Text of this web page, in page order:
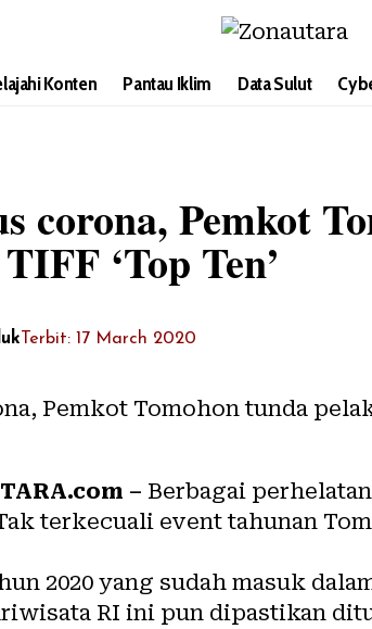
Konten Pantau Iklim Data Sulut
corona, Pemkot
‘Top Ten’
Terbit: 17 March 2020
– Berbagai
terkecuali event tahunan
2020 yang sudah masuk
RI ini pun dipastikan